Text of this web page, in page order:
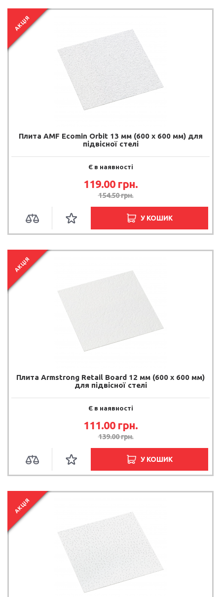
АКЦІЯ
Плита AMF Ecomin Orbit 13 мм (600 х 600 мм) для
підвісної стелі
Є в наявності
119.00 грн.
154.50 грн.
У КОШИК
АКЦІЯ
Плита Armstrong Retail Board 12 мм (600 х 600 мм)
для підвісної стелі
Є в наявності
111.00 грн.
139.00 грн.
У КОШИК
АКЦІЯ